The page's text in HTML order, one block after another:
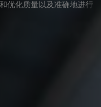
优化质量以及准确地进行